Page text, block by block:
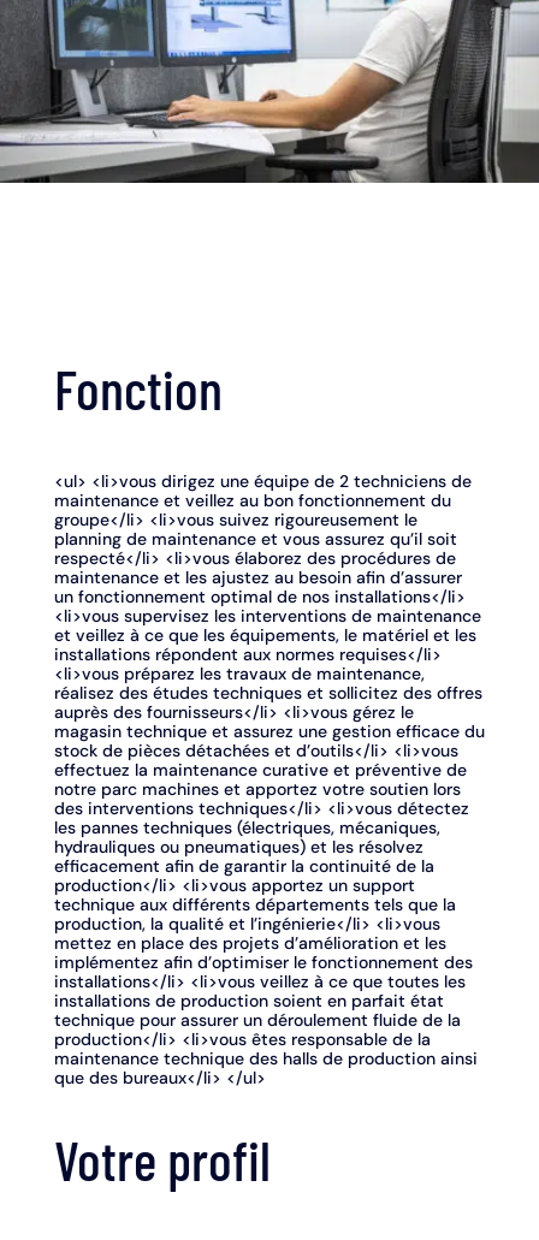
Fonction
<ul> <li>vous dirigez une équipe de 2 techniciens de
maintenance et veillez au bon fonctionnement du
groupe</li> <li>vous suivez rigoureusement le
planning de maintenance et vous assurez qu’il soit
respecté</li> <li>vous élaborez des procédures de
maintenance et les ajustez au besoin afin d’assurer
un fonctionnement optimal de nos installations</li>
<li>vous supervisez les interventions de maintenance
et veillez à ce que les équipements, le matériel et les
installations répondent aux normes requises</li>
<li>vous préparez les travaux de maintenance,
réalisez des études techniques et sollicitez des offres
auprès des fournisseurs</li> <li>vous gérez le
magasin technique et assurez une gestion efficace du
stock de pièces détachées et d’outils</li> <li>vous
effectuez la maintenance curative et préventive de
notre parc machines et apportez votre soutien lors
des interventions techniques</li> <li>vous détectez
les pannes techniques (électriques, mécaniques,
hydrauliques ou pneumatiques) et les résolvez
efficacement afin de garantir la continuité de la
production</li> <li>vous apportez un support
technique aux différents départements tels que la
production, la qualité et l’ingénierie</li> <li>vous
mettez en place des projets d’amélioration et les
implémentez afin d’optimiser le fonctionnement des
installations</li> <li>vous veillez à ce que toutes les
installations de production soient en parfait état
technique pour assurer un déroulement fluide de la
production</li> <li>vous êtes responsable de la
maintenance technique des halls de production ainsi
que des bureaux</li> </ul>
Votre profil